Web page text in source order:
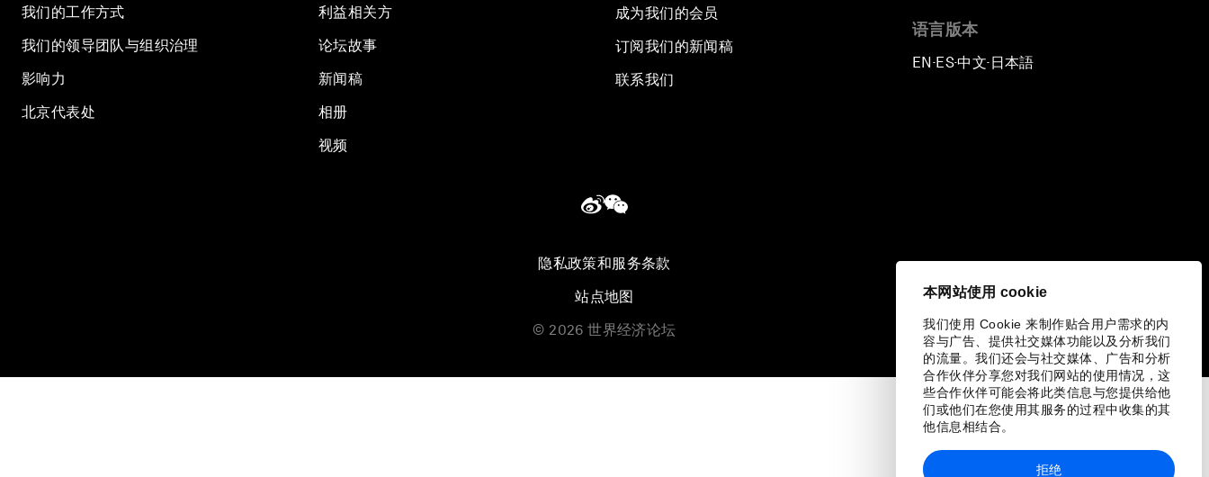
本网站使用 cookie
我们使用 Cookie 来制作贴合用户需求的内
容与广告、提供社交媒体功能以及分析我们
的流量。我们还会与社交媒体、广告和分析
合作伙伴分享您对我们网站的使用情况，这
些合作伙伴可能会将此类信息与您提供给他
们或他们在您使用其服务的过程中收集的其
他信息相结合。
拒绝
我们的工作方式
我们的领导团队与组织治理
影响力
北京代表处
利益相关方
论坛故事
新闻稿
相册
视频
成为我们的会员
订阅我们的新闻稿
联系我们
语言版本
EN ▪ES▪中文▪ 日本語
隐私政策和服务条款
站点地图
© 2026 世界经济论坛